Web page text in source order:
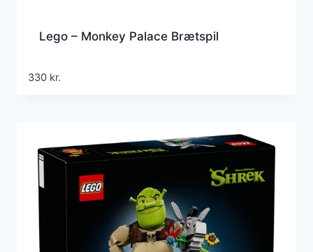
Lego – Monkey Palace Brætspil
330 kr.